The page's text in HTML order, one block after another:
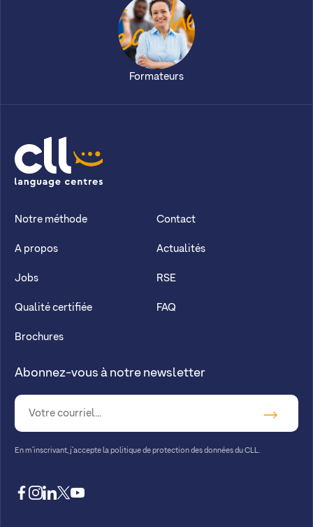
Formateurs
CLL
Notre méthode
A propos
Jobs
Qualité certifiée
Brochures
Contact
Actualités
RSE
FAQ
Abonnez-vous à notre newsletter
En m’inscrivant, j’accepte la politique de protection des données du CLL.
facebook
instagram
linkedin
twitteryoutube